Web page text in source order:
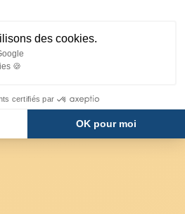
des cookies.
🍪
certifiés par
OK pour moi